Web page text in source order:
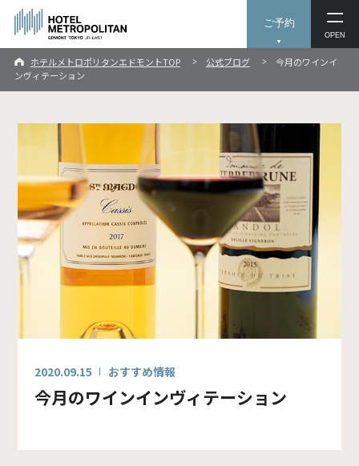
ご予約
OPEN
ホテルメトロポリタンエドモントTOP 公式ブログ
今月のワインイ
ンヴィテーション
2020.09.15 おすすめ情報
今月のワインインヴィテーション